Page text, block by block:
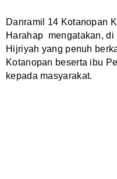
Danramil 14 Kotanopan
Harahap mengatakan,
Hijriyah yang penuh
Kotanopan beserta ibu
kepada masyarakat.